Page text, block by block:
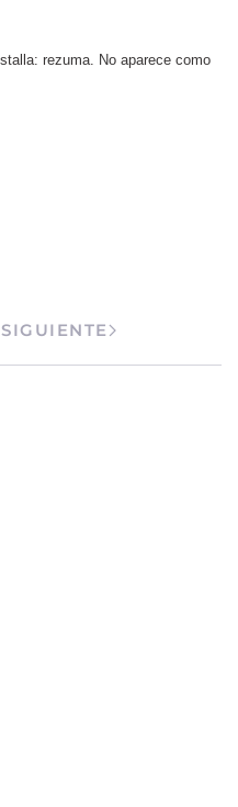
SIGUIENTE